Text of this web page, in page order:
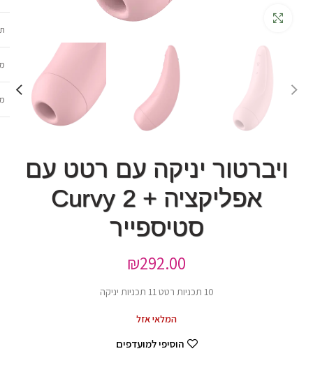
ויברטור יניקה עם רטט עם
אפליקציה + Curvy 2
סטיספייר
₪292.00
10 תכניות רטט 11 תכניות יניקה
המלאי אזל
הוסיפי למועדפים